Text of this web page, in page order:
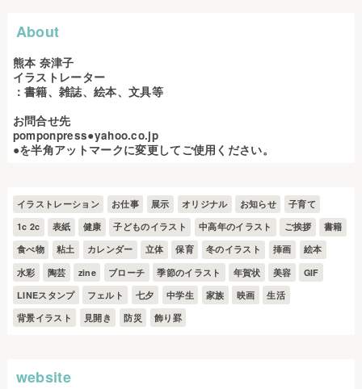
About
熊本 奈津子
イラストレーター
：書籍、雑誌、絵本、文具等
お問合せ先
pomponpress●yahoo.co.jp
●を半角アットマークに変更してご使用ください。
イラストレーション お仕事 展示 オリジナル お知らせ
子育て
1c 2c
表紙 健康 子どものイラスト 中高年のイラスト ご挨拶
書籍
食べ物
粘土 カレンダー 立体 保育 冬のイラスト 挿画
絵本
水彩
陶芸 zine ブローチ 季節のイラスト 年賀状 美容
GIF
LINEスタンプ
フェルト 七夕 中学生 家族 映画
生活
背景イラスト
見開き 防災 飾り罫
website